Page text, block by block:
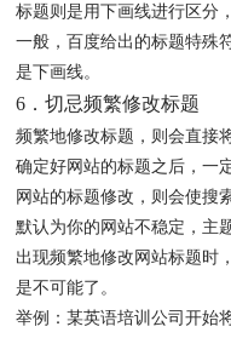
标题则是用下画线进行区分
一般，百度给出的标题特殊
是下画线。
6．切忌频繁修改标题
频繁地修改标题，则会直接
确定好网站的标题之后，一
网站的标题修改，则会使搜
默认为你的网站不稳定，主
出现频繁地修改网站标题时
是不可能了。
举例：某英语培训公司开始